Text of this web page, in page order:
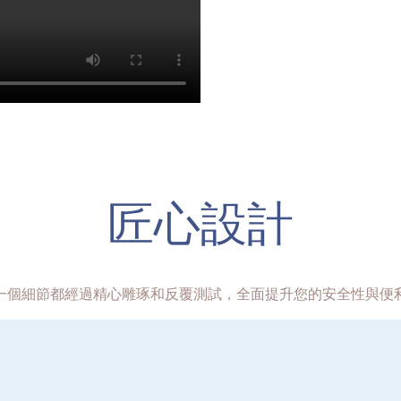
匠心設計
個細節都經過精心雕琢和反覆測試，全面提升您的安全性與便